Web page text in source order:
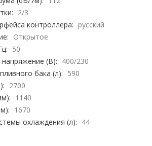
2/3
контроллера: русский
Открытое
50
(В): 400/230
бака (л): 590
2700
1140
1670
охлаждения (л): 44